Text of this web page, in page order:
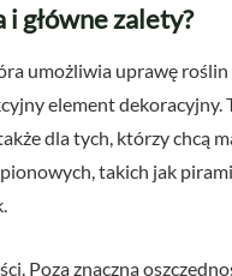
główne zalety?
umożliwia uprawę
element dekoracyjny.
dla tych, którzy chcą
takich jak
Poza znaczną